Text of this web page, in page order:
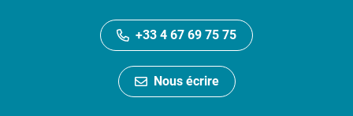
+33 4 67 69 75 75
Nous écrire